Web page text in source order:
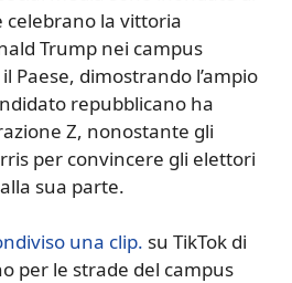
celebrano la vittoria
Trump nei campus
Paese, dimostrando l’ampio
repubblicano ha
Z, nonostante gli
per convincere gli elettori
sua parte.
una clip. su TikTok di
per le strade del campus